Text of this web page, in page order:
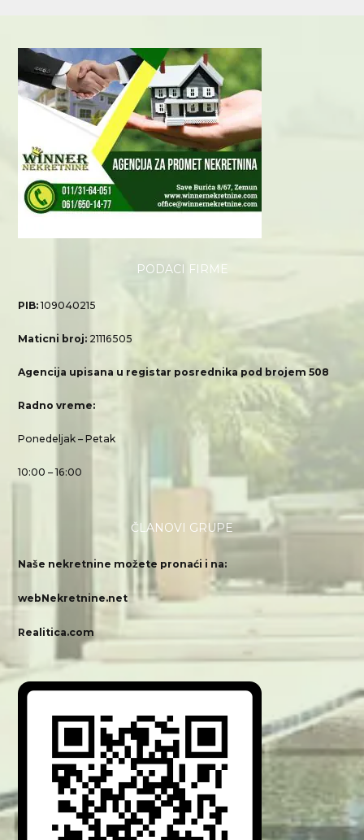
PODACI FIRME
PIB:109040215
Maticni broj: 21116505
Agencija upisana u registar posrednika pod brojem 508
Radno vreme:
Ponedeljak – Petak
10:00 – 16:00
ČLANOVI GRUPE
Naše nekretnine možete pronaći i na:
webNekretnine.net
Realitica.com